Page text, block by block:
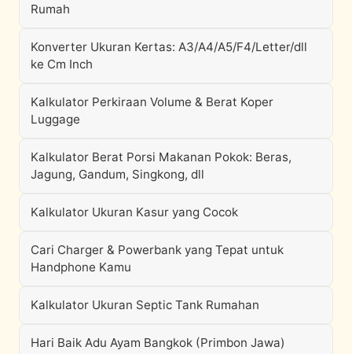
Rumah
Konverter Ukuran Kertas: A3/A4/A5/F4/Letter/dll
ke Cm Inch
Kalkulator Perkiraan Volume & Berat Koper
Luggage
Kalkulator Berat Porsi Makanan Pokok: Beras,
Jagung, Gandum, Singkong, dll
Kalkulator Ukuran Kasur yang Cocok
Cari Charger & Powerbank yang Tepat untuk
Handphone Kamu
Kalkulator Ukuran Septic Tank Rumahan
Hari Baik Adu Ayam Bangkok (Primbon Jawa)